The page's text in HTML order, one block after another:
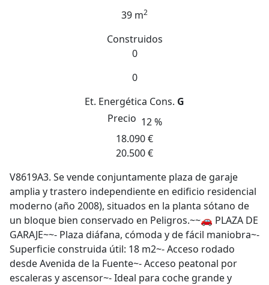
39 m2
Construidos
0
0
Et. Energética Cons. G
Precio 12 %
18.090 €
20.500 €
V8619A3. Se vende conjuntamente plaza de garaje
amplia y trastero independiente en edificio residencial
moderno (año 2008), situados en la planta sótano de
un bloque bien conservado en Peligros.~~🚗 PLAZA DE
GARAJE~~- Plaza diáfana, cómoda y de fácil maniobra~-
Superficie construida útil: 18 m2~- Acceso rodado
desde Avenida de la Fuente~- Acceso peatonal por
escaleras y ascensor~- Ideal para coche grande y